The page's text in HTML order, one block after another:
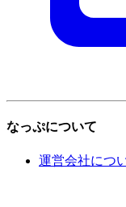
なっぷについて
運営会社につ